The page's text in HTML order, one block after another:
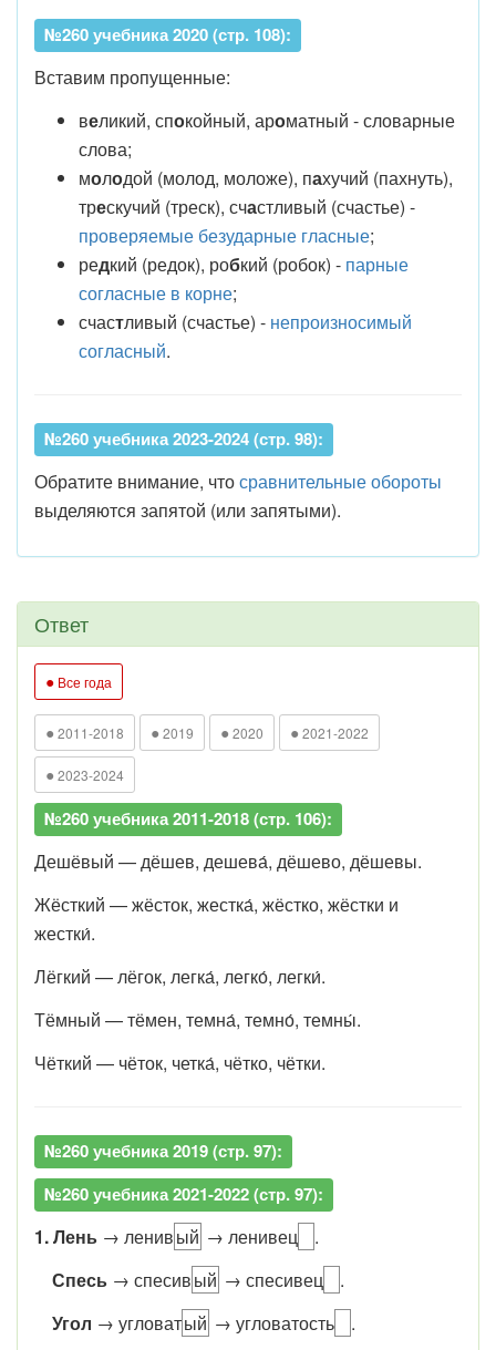
№260 учебника 2020 (стр. 108):
Вставим пропущенные:
великий, спокойный, ароматный - словарные
слова;
молодой (молод, моложе), пахучий (пахнуть),
трескучий (треск), счастливый (счастье) -
проверяемые безударные гласные;
редкий (редок), робкий (робок) - парные
согласные в корне;
счастливый (счастье) - непроизносимый
согласный.
№260 учебника 2023-2024 (стр. 98):
Обратите внимание, чтосравнительные обороты
выделяются запятой (или запятыми).
Ответ
● Все года
● 2011-2018 ● 2019 ● 2020 ● 2021-2022
● 2023-2024
№260 учебника 2011-2018 (стр. 106):
Дешёвый — дёшев, дешева́, дёшево, дёшевы.
Жёсткий — жёсток, жестка́, жёстко, жёстки и
жестки́.
Лёгкий — лёгок, легка́, легко́, легки́.
Тёмный — тёмен, темна́, темно́, темны́.
Чёткий — чёток, четка́, чётко, чётки.
№260 учебника 2019 (стр. 97):
№260 учебника 2021-2022 (стр. 97):
1. Лень → ленивый → ленивец
.
Спесь → спесивый → спесивец
.
Угол → угловатый → угловатость
.